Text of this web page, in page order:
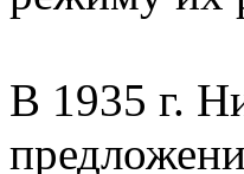
В 1935 г.